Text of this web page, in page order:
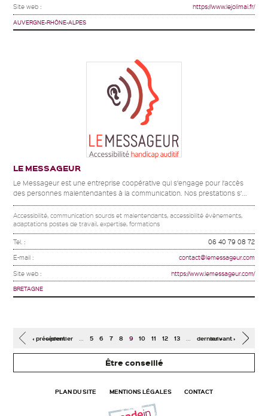
Site web : https://www.lejolimai.fr/
AUVERGNE-RHÔNE-ALPES
LE MESSAGEUR
Le Messageur est une entreprise coopérative qui s’engage pour l’accès
des personnes malentendantes à la communication. Nos prestations s’...
Accessibilité, communication sourds et malentendants, accessibilité évènements,
adaptations postes de travail, expertise, formations
Tel. : 06 40 79 08 72
E-mail : contact@lemessageur.com
Site web : https://www.lemessageur.com/
BRETAGNE
Pages
« premier
‹ précédent … 5 6 7 8 9 10 11 12 13 … suivant ›
dernier »
Être conseillé
PLAN DU SITE MENTIONS LÉGALES CONTACT